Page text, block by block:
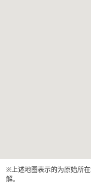
※上述地图表示的为原始所
解。